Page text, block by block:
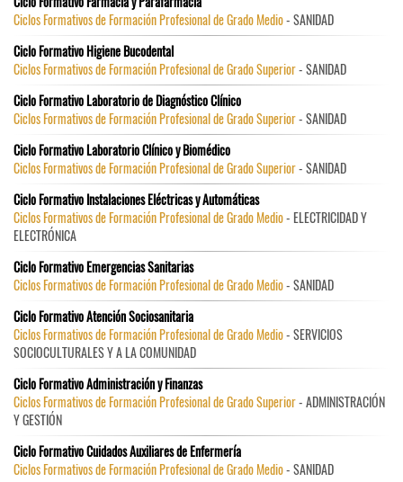
Ciclos Formativos de Formación Profesional de Grado Medio- SANIDAD
Ciclo Formativo Higiene Bucodental
Ciclos Formativos de Formación Profesional de Grado Superior- SANIDAD
Ciclo Formativo Laboratorio de Diagnóstico Clínico
Ciclos Formativos de Formación Profesional de Grado Superior- SANIDAD
Ciclo Formativo Laboratorio Clínico y Biomédico
Ciclos Formativos de Formación Profesional de Grado Superior- SANIDAD
Ciclo Formativo Instalaciones Eléctricas y Automáticas
Ciclos Formativos de Formación Profesional de Grado Medio- ELECTRICIDAD Y
ELECTRÓNICA
Ciclo Formativo Emergencias Sanitarias
Ciclos Formativos de Formación Profesional de Grado Medio- SANIDAD
Ciclo Formativo Atención Sociosanitaria
Ciclos Formativos de Formación Profesional de Grado Medio- SERVICIOS
SOCIOCULTURALES Y A LA COMUNIDAD
Ciclo Formativo Administración y Finanzas
Ciclos Formativos de Formación Profesional de Grado Superior- ADMINISTRACIÓN
Y GESTIÓN
Ciclo Formativo Cuidados Auxiliares de Enfermería
Ciclos Formativos de Formación Profesional de Grado Medio- SANIDAD